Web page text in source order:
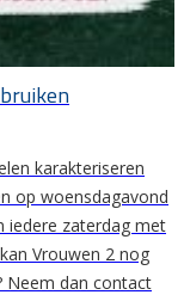
karakteriseren
op woensdagavond
iedere zaterdag met
Vrouwen 2 nog
Neem dan contact